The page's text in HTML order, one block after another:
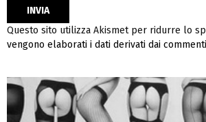
Questo sito utilizza Akismet per ridurre lo
vengono elaborati i dati derivati dai commenti